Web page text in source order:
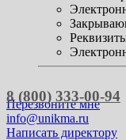
8 (800) 333-00-94
Перезвоните мне
info@unikma.ru
Написать директору